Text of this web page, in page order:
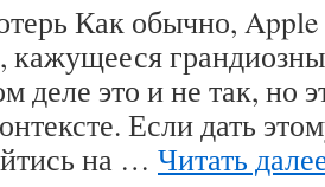
Как обычно,
кажущееся
деле это и не так, но
Если дать
на … Читать